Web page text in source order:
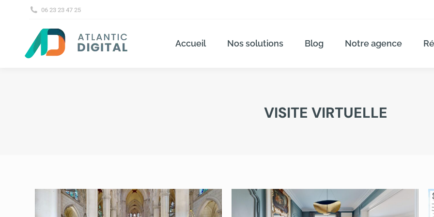
06 23 23 47 25
Accueil Nos solutions Blog Notre agence
VISITE VIRTUELLE